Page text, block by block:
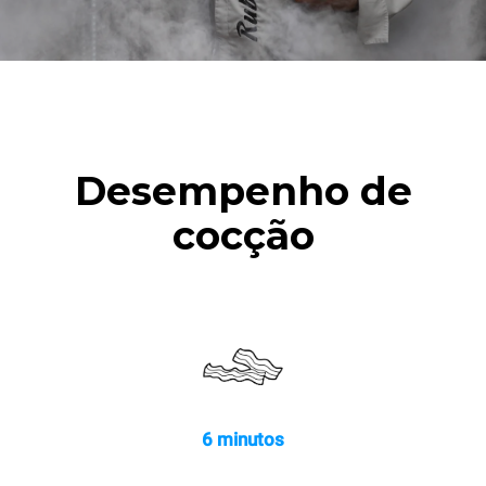
Desempenho de
cocção
6 minutos